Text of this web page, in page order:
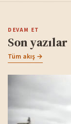
DEVAM ET
Son yazılar
Tüm akış →